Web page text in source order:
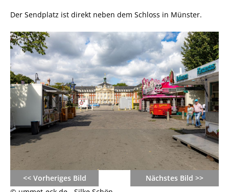
Der Sendplatz ist direkt neben dem Schloss in Münster.
<< Vorheriges Bild
Nächstes Bild >>